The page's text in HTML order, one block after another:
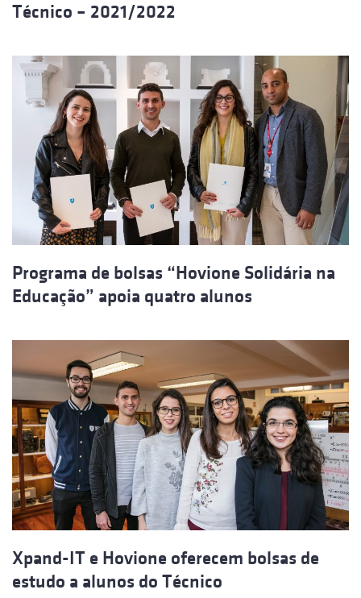
Técnico – 2021/2022
Programa de bolsas “Hovione Solidária na
Educação” apoia quatro alunos
Xpand-IT e Hovione oferecem bolsas de
estudo a alunos do Técnico